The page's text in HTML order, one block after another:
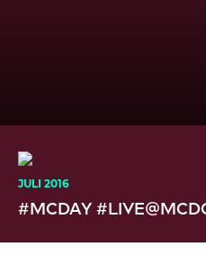
JULI 2016
#MCDAY